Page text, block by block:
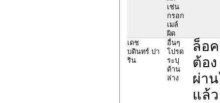
เช่น
กรอก
เมล์
ผิด
เดช
บดินทร์ ปา
ริน
อื่นๆ
โปรด
ระบุ
ด้าน
ล่าง
ล็อ
ต้อ
ผ่า
แล้